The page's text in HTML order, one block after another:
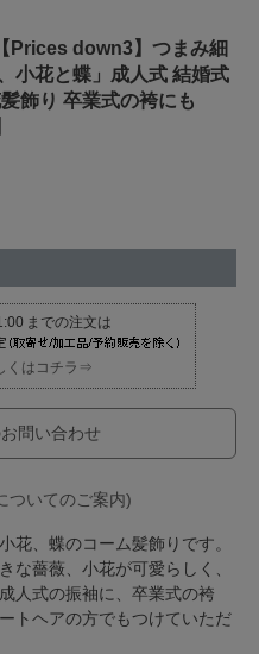
【Prices down3】つまみ細
小花と蝶」成人式 結婚式
飾り 卒業式の袴にも
くはコチラ⇒
問い合わせ
ついてのご案内)
花、蝶のコーム髪飾りです。
な薔薇、小花が可愛らしく、
人式の振袖に、卒業式の袴
トヘアの方でもつけていただ